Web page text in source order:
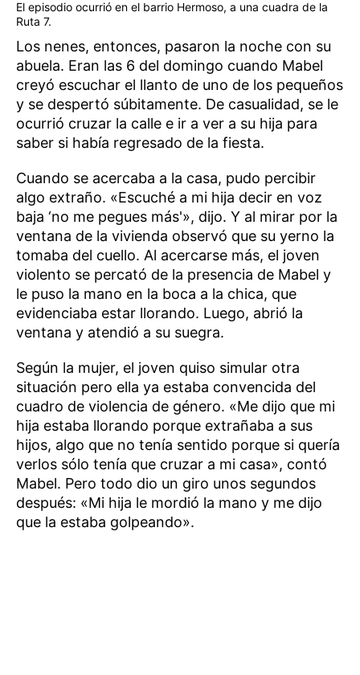
El episodio ocurrió en el barrio Hermoso, a una cuadra de la
Ruta 7.
Los nenes, entonces, pasaron la noche con su
abuela. Eran las 6 del domingo cuando Mabel
creyó escuchar el llanto de uno de los pequeños
y se despertó súbitamente. De casualidad, se le
ocurrió cruzar la calle e ir a ver a su hija para
saber si había regresado de la fiesta.
Cuando se acercaba a la casa, pudo percibir
algo extraño. «Escuché a mi hija decir en voz
baja ‘no me pegues más'», dijo. Y al mirar por la
ventana de la vivienda observó que su yerno la
tomaba del cuello. Al acercarse más, el joven
violento se percató de la presencia de Mabel y
le puso la mano en la boca a la chica, que
evidenciaba estar llorando. Luego, abrió la
ventana y atendió a su suegra.
Según la mujer, el joven quiso simular otra
situación pero ella ya estaba convencida del
cuadro de violencia de género. «Me dijo que mi
hija estaba llorando porque extrañaba a sus
hijos, algo que no tenía sentido porque si quería
verlos sólo tenía que cruzar a mi casa», contó
Mabel. Pero todo dio un giro unos segundos
después: «Mi hija le mordió la mano y me dijo
que la estaba golpeando».